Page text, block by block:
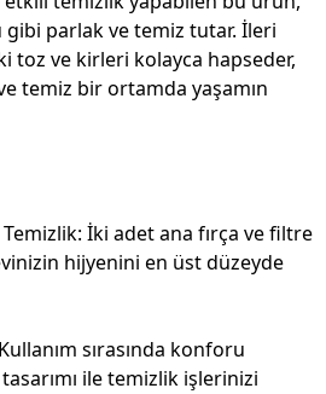
parlak ve temiz tutar. İleri
toz ve kirleri kolayca hapseder,
temiz bir ortamda yaşamın
İki adet ana fırça ve filtre
hijyenini en üst düzeyde
sırasında konforu
ile temizlik işlerinizi